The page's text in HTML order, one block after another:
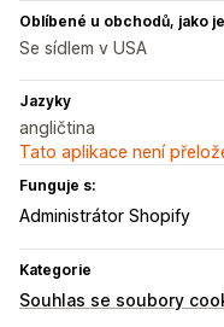
Oblíbené u obchodů, jako
Se sídlem v USA
Jazyky
angličtina
Tato aplikace není
Funguje s:
Administrátor Shopify
Kategorie
Souhlas se soubory